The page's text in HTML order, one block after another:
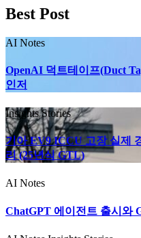
Best Post
AI Notes
OpenAI 덕트테이프(Duct
인저
InsightsStories
기아 EV9 ICCU 고장 실제
리 (25년식 GTL)
AI Notes
ChatGPT 에이전트 출시와